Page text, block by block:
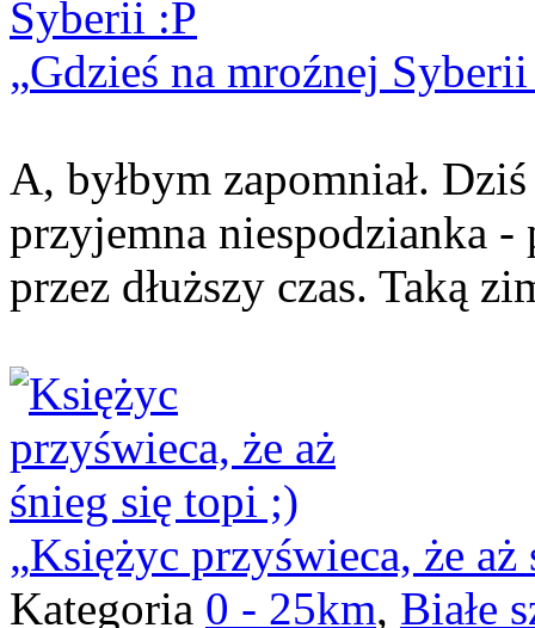
Gdzieś na mroźnej
A, byłbym zapomniał.
przyjemna niespodzianka
przez dłuższy czas. Taką
Księżyc przyświeca, że
Kategoria 0 - 25km, Białe